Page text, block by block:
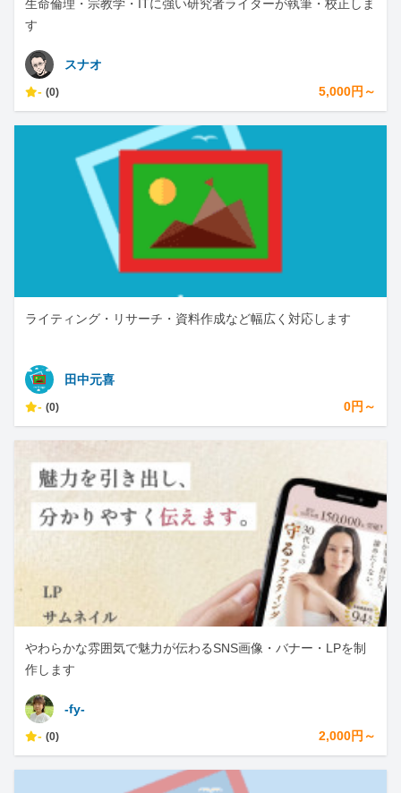
生命倫理・宗教学・ITに強い研究者ライターが執筆・校正しま
す
スナオ
- (0) 5,000円～
ライティング・リサーチ・資料作成など幅広く対応します
田中元喜
- (0) 0円～
やわらかな雰囲気で魅力が伝わるSNS画像・バナー・LPを制
作します
-fy-
- (0) 2,000円～